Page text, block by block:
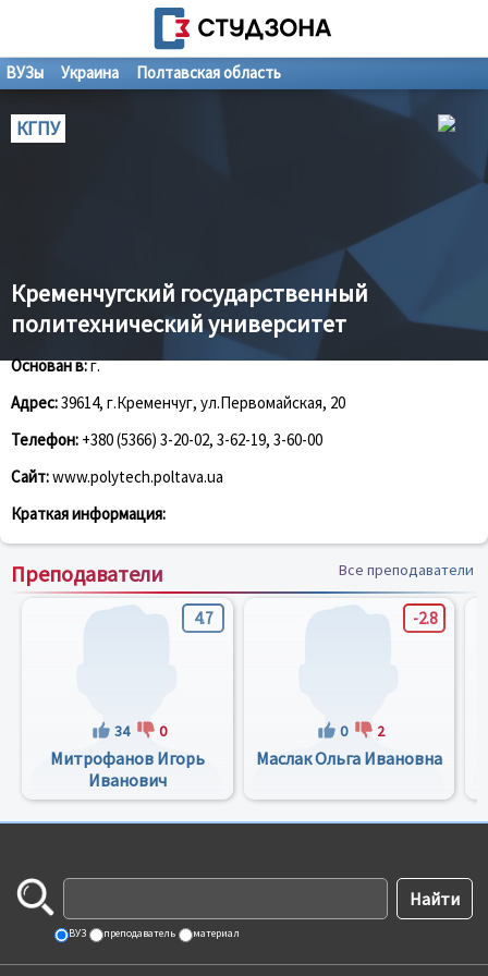
ВУЗы Украина Полтавская область
КГПУ
Кременчугский государственный
политехнический университет
Основан в:г.
Адрес:39614, г.Кременчуг, ул.Первомайская, 20
Телефон: +380 (5366) 3-20-02, 3-62-19, 3-60-00
Сайт:www.polytech.poltava.ua
Краткая информация:
Преподаватели Все преподаватели
4.7
34 0
Митрофанов Игорь
Иванович
-2.8
0 2
Маслак Ольга Ивановна
ВУЗ преподаватель материал